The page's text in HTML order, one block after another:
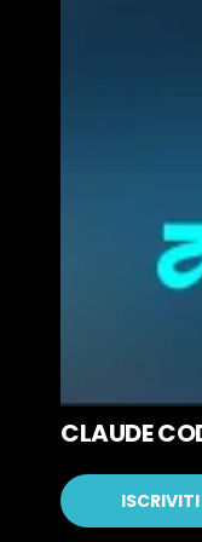
CLAUDE